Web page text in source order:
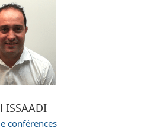
ISSAADI
conférences